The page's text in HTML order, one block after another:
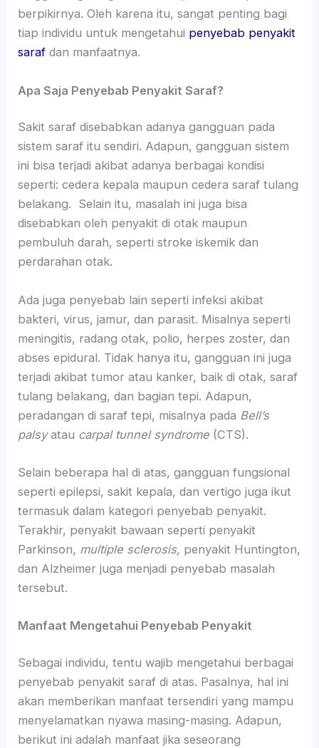
berpikirnya. Oleh karena itu, sangat penting bagi
tiap individu untuk mengetahui penyebab penyakit
saraf dan manfaatnya.
Apa Saja Penyebab Penyakit Saraf?
Sakit saraf disebabkan adanya gangguan pada
sistem saraf itu sendiri. Adapun, gangguan sistem
ini bisa terjadi akibat adanya berbagai kondisi
seperti: cedera kepala maupun cedera saraf tulang
belakang. Selain itu, masalah ini juga bisa
disebabkan oleh penyakit di otak maupun
pembuluh darah, seperti stroke iskemik dan
perdarahan otak.
Ada juga penyebab lain seperti infeksi akibat
bakteri, virus, jamur, dan parasit. Misalnya seperti
meningitis, radang otak, polio, herpes zoster, dan
abses epidural. Tidak hanya itu, gangguan ini juga
terjadi akibat tumor atau kanker, baik di otak, saraf
tulang belakang, dan bagian tepi. Adapun,
peradangan di saraf tepi, misalnya pada Bell’s
palsyatau carpal tunnel syndrome (CTS).
Selain beberapa hal di atas, gangguan fungsional
seperti epilepsi, sakit kepala, dan vertigo juga ikut
termasuk dalam kategori penyebab penyakit.
Terakhir, penyakit bawaan seperti penyakit
Parkinson, multiple sclerosis, penyakit Huntington,
dan Alzheimer juga menjadi penyebab masalah
tersebut.
Manfaat Mengetahui Penyebab Penyakit
Sebagai individu, tentu wajib mengetahui berbagai
penyebab penyakit saraf di atas. Pasalnya, hal ini
akan memberikan manfaat tersendiri yang mampu
menyelamatkan nyawa masing-masing. Adapun,
berikut ini adalah manfaat jika seseorang